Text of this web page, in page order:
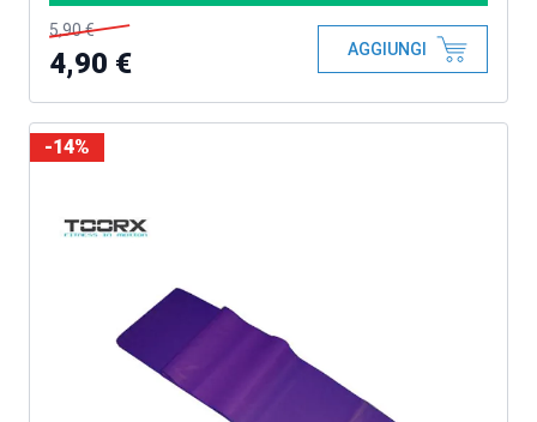
5,90 €
4,90 € AGGIUNGI
-14%